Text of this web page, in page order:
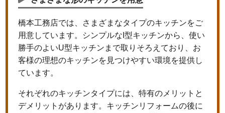
橋本工務店では、さまざまなタイプのキッチンをご
用意しています。シンプルなI型キッチンから、使い
勝手のよいU型キッチンまで取りそろえており、お
客様の理想のキッチンを見つけやすい環境を提供し
ています。
それぞれのキッチンタイプには、特有のメリットと
デメリットがあります。キッチンリフォームの後に